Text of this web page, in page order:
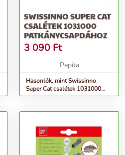
SWISSINNO SUPER CAT
CSALÉTEK 1031000
PATKÁNYCSAPDÁHOZ
3 090 Ft
Pepita
Hasonlók, mint Swissinno
Super Cat csalétek 1031000
patkánycsapdához